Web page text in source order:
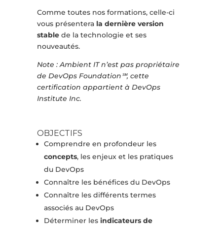
Comme toutes nos formations, celle-ci
vous présentera la dernière version
stablede la technologie et ses
nouveautés.
Note : Ambient IT n’est pas propriétaire
de DevOps Foundation℠, cette
certification appartient à DevOps
Institute Inc.
OBJECTIFS
Comprendre en profondeur les
concepts, les enjeux et les pratiques
du DevOps
Connaître les bénéfices du DevOps
Connaître les différents termes
associés au DevOps
Déterminer lesindicateurs de